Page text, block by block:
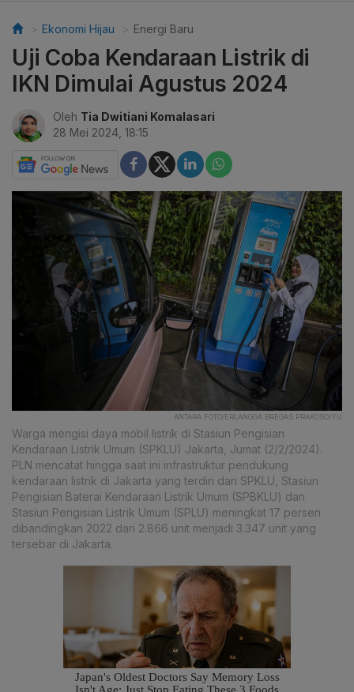
Ekonomi Hijau Energi Baru
Uji Coba Kendaraan Listrik di
IKN Dimulai Agustus 2024
Oleh Tia Dwitiani Komalasari
28 Mei 2024, 18:15
ANTARA FOTO/ERLANGGA BREGAS PRAKOSO/YU
Warga mengisi daya mobil listrik di Stasiun Pengisian
Kendaraan Listrik Umum (SPKLU) Jakarta, Jumat (2/2/2024).
PLN mencatat hingga saat ini infrastruktur pendukung
kendaraan listrik di Jakarta yang terdiri dari SPKLU, Stasiun
Pengisian Baterai Kendaraan Listrik Umum (SPBKLU) dan
Stasiun Pengisian Listrik Umum (SPLU) meningkat 17 persen
dibandingkan 2022 dari 2.866 unit menjadi 3.347 unit yang
tersebar di Jakarta.